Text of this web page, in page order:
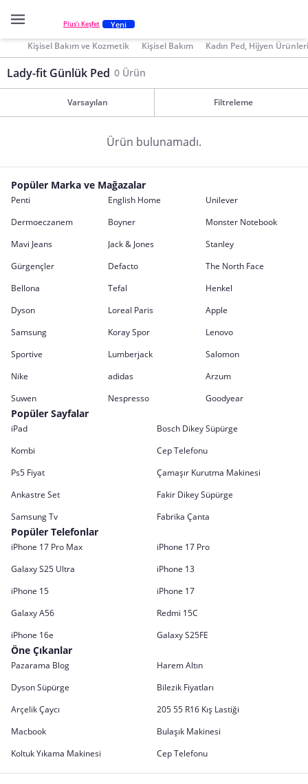
Plus'ı Keşfet Yeni
Kişisel Bakım ve Kozmetik Kişisel Bakım Kadın Ped, Hijyen
Lady-fit Günlük Ped 0 Ürün
Varsayılan Filtreleme
Ürün bulunamadı.
Popüler Marka ve Mağazalar
Penti English Home
Unilever
Dermoeczanem
Boyner
Monster Notebook
Mavi Jeans
Jack & Jones
Stanley
Gürgençler
Defacto
The North Face
Bellona
Tefal
Henkel
Dyson
Loreal Paris
Apple
Samsung
Koray Spor
Lenovo
Sportive
Lumberjack
Salomon
Nike
adidas
Arzum
Suwen
Nespresso Goodyear
Popüler Sayfalar
iPad
Bosch Dikey Süpürge
Kombi
Cep Telefonu
Ps5 Fiyat
Çamaşır Kurutma Makinesi
Ankastre Set
Fakir Dikey Süpürge
Samsung Tv
Fabrika Çanta
Popüler Telefonlar
iPhone 17 Pro Max
iPhone 17 Pro
Galaxy S25 Ultra
iPhone 13
iPhone 15
iPhone 17
Galaxy A56
Redmi 15C
iPhone 16e
Galaxy S25FE
Öne Çıkanlar
Pazarama Blog
Harem Altın
Dyson Süpürge
Bilezik Fiyatları
Arçelik Çaycı
205 55 R16 Kış Lastiği
Macbook
Bulaşık Makinesi
Koltuk Yıkama Makinesi
Cep Telefonu